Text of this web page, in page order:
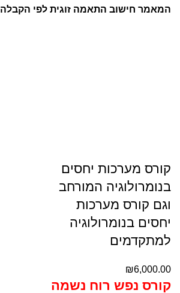
המאמר חישוב התאמה זוגית לפי הקבלה
קורס מערכות יחסים
בנומרולוגיה המורחב
וגם קורס מערכות
יחסים בנומרולוגיה
למתקדמים
₪6,000.00
קורס נפש רוח נשמה